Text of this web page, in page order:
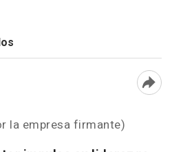
la empresa firmante)